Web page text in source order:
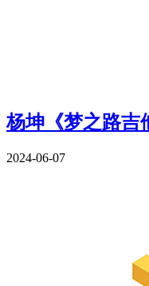
杨坤《梦之路吉
2024-06-07